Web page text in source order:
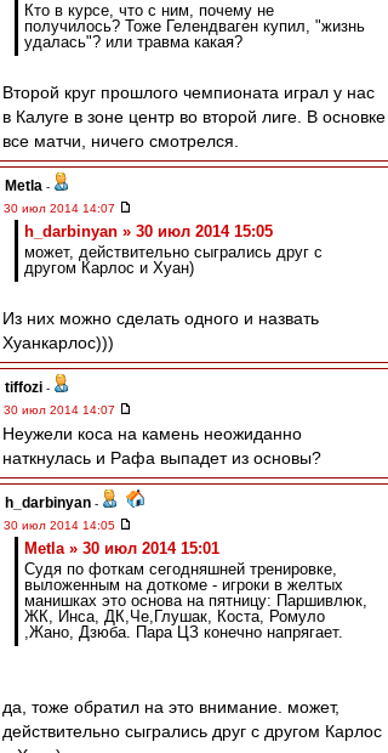
Кто в курсе, что с ним, почему не
получилось? Тоже Гелендваген купил, "жизнь
удалась"? или травма какая?
Второй круг прошлого чемпионата играл у нас
в Калуге в зоне центр во второй лиге. В основке
все матчи, ничего смотрелся.
Metla -
30 июл 2014 14:07
h_darbinyan » 30 июл 2014 15:05
может, действительно сыгрались друг с
другом Карлос и Хуан)
Из них можно сделать одного и назвать
Хуанкарлос)))
tiffozi -
30 июл 2014 14:07
Неужели коса на камень неожиданно
наткнулась и Рафа выпадет из основы?
h_darbinyan -
30 июл 2014 14:05
Metla » 30 июл 2014 15:01
Судя по фоткам сегодняшней тренировке,
выложенным на доткоме - игроки в желтых
манишках это основа на пятницу: Паршивлюк,
ЖК, Инса, ДК,Че,Глушак, Коста, Ромуло
,Жано, Дзюба. Пара ЦЗ конечно напрягает.
да, тоже обратил на это внимание. может,
действительно сыгрались друг с другом Карлос